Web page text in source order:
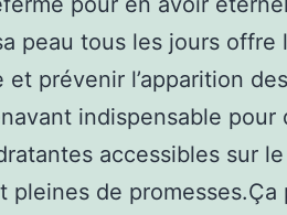
peau tous les jours offre
et prévenir l’apparition
indispensable
accessibles sur
pleines de